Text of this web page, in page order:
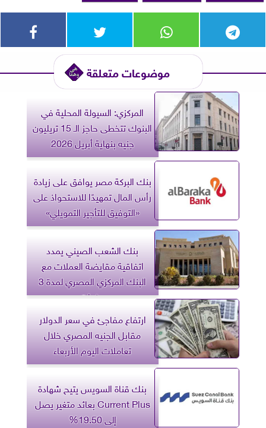
موضوعات متعلقة
المركزي: السيولة المحلية في
البنوك تتخطى حاجز الـ 15 تريليون
جنيه بنهاية أبريل 2026
بنك البركة مصر يوافق على زيادة
رأس المال تمهيدًا للاستحواذ على
«التوفيق للتأجير التمويلي»
بنك الشعب الصيني يمدد
اتفاقية مقايضة العملات مع
البنك المركزي المصري لمدة 3
سنوات
ارتفاع مفاجئ في سعر الدولار
مقابل الجنيه المصري خلال
تعاملات اليوم الأربعاء
بنك قناة السويس يتيح شهادة
Current Plus بعائد متغير يصل
إلى 19.50%